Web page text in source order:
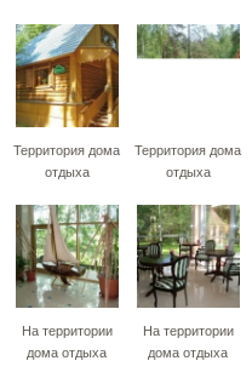
Территория дома
отдыха
Территория дома
отдыха
На территории
дома отдыха
На территории
дома отдыха